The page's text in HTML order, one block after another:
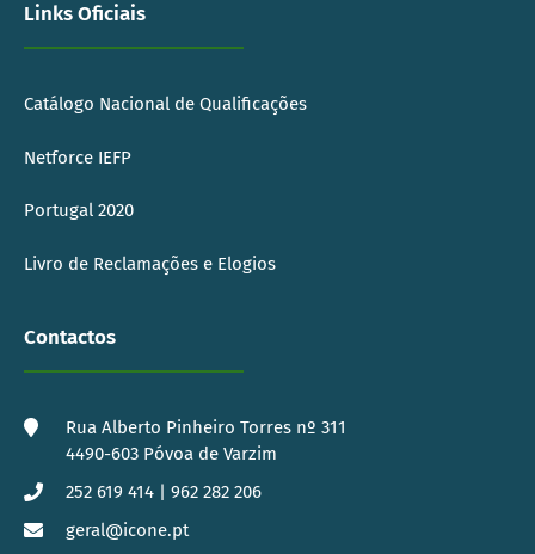
Links Oficiais
Catálogo Nacional de Qualificações
Netforce IEFP
Portugal 2020
Livro de Reclamações e Elogios
Contactos
Rua Alberto Pinheiro Torres nº 311
4490-603 Póvoa de Varzim
252 619 414 | 962 282 206
geral@icone.pt